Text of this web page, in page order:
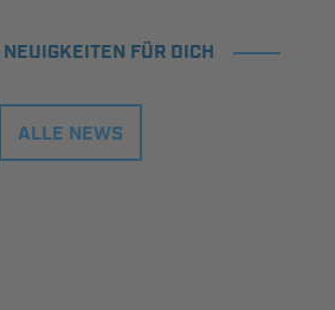
FÜR DICH
ALLE NEWS